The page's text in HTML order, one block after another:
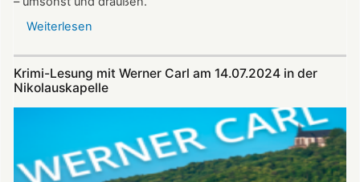
Weiterlesen
der
August
–
Krimi-Lesung mit Werner Carl am 14.07.2024 in der
Nikolauskapelle